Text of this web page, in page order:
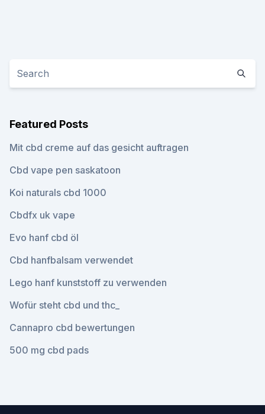
Featured Posts
Mit cbd creme auf das gesicht auftragen
Cbd vape pen saskatoon
Koi naturals cbd 1000
Cbdfx uk vape
Evo hanf cbd öl
Cbd hanfbalsam verwendet
Lego hanf kunststoff zu verwenden
Wofür steht cbd und thc_
Cannapro cbd bewertungen
500 mg cbd pads